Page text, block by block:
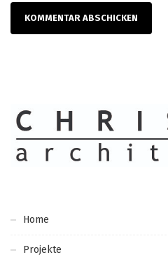
Home
Projekte